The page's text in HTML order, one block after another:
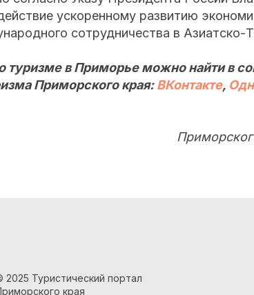
ускоренному развитию
сотрудничества в Азиатско-
туризме в Приморье можно найти в
Приморского края:ВКонтакте,
2025 Туристический портал
края